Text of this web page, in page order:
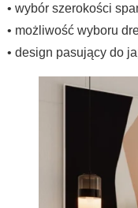
• wybór szerokości
• możliwość wyboru
• design pasujący do